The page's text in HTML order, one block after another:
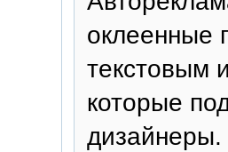
оклеенные
текстовым
которые